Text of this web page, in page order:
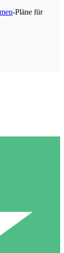
Keine
-Pläne für